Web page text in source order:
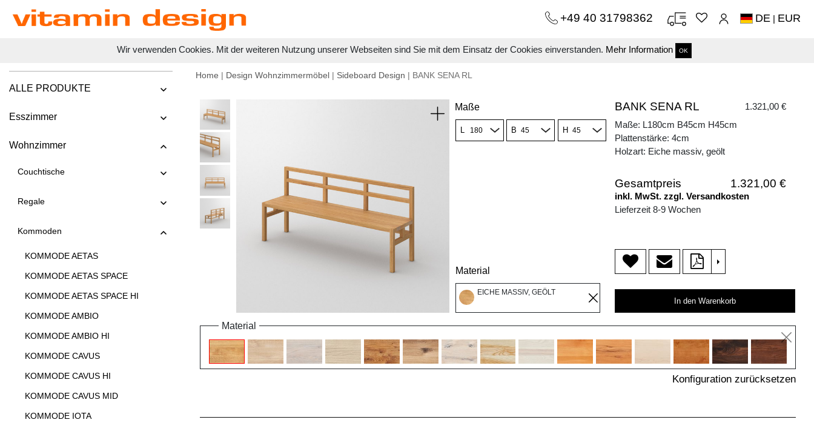
Wir verwenden Cookies. Mit der weiteren Nutzung unserer Webseiten sind Sie mit dem Einsatz der Cookies einverstanden. Mehr Information OK
+49 40 31798362 DE | EUR
ALLE PRODUKTE
Esszimmer
Wohnzimmer
Couchtische
Regale
Kommoden
KOMMODE AETAS
KOMMODE AETAS SPACE
KOMMODE AETAS SPACE HI
KOMMODE AMBIO
KOMMODE AMBIO HI
KOMMODE CAVUS
KOMMODE CAVUS HI
KOMMODE CAVUS MID
KOMMODE IOTA
Home | Design Wohnzimmermöbel | Sideboard Design | BANK SENA RL
Maße
L B H
Material
EICHE MASSIV, GEÖLT
BANK SENA RL
1.321,00 €
Maße: L180cm B45cm H45cm
Plattenstärke: 4cm
Holzart: Eiche massiv, geölt
Gesamtpreis 1.321,00 €
inkl. MwSt. zzgl. Versandkosten
Lieferzeit 8-9 Wochen
>
In den Warenkorb
Material
Konfiguration zurücksetzen